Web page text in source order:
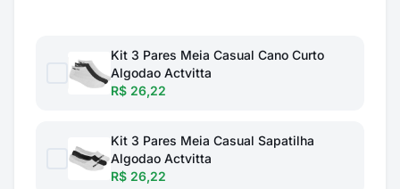
Kit 3 Pares Meia Casual Cano Curto
Algodao Actvitta
R$ 26,22
Kit 3 Pares Meia Casual Sapatilha
Algodao Actvitta
R$ 26,22